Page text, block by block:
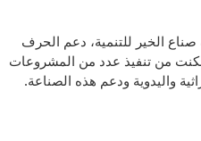
الخير للتنمية، دعم الحرف
وتمكنت من تنفيذ عدد من المشروعات
واليدوية ودعم هذه الصناعة.